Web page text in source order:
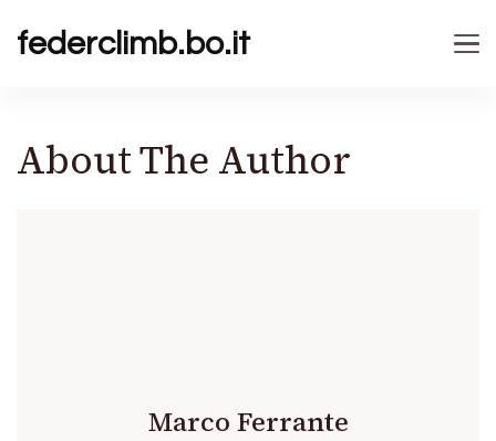
federclimb.bo.it
About The Author
Marco Ferrante